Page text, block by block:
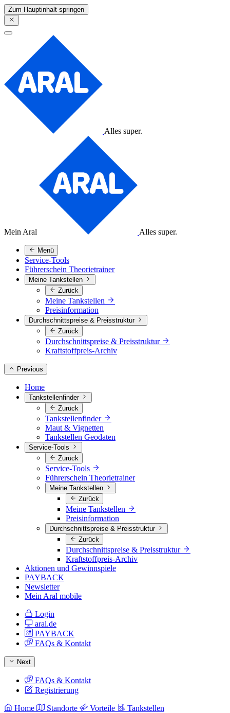
Zum Hauptinhalt springen
Alles super.
Mein Aral Alles super.
Menü
Service-Tools
Führerschein Theorietrainer
Meine Tankstellen
Zurück
Meine Tankstellen
Preisinformation
Durchschnittspreise & Preisstruktur
Zurück
Durchschnittspreise & Preisstruktur
Kraftstoffpreis-Archiv
Previous
Home
Tankstellenfinder
Zurück
Tankstellenfinder
Maut & Vignetten
Tankstellen Geodaten
Service-Tools
Zurück
Service-Tools
Führerschein Theorietrainer
Meine Tankstellen
Zurück
Meine Tankstellen
Preisinformation
Durchschnittspreise & Preisstruktur
Zurück
Durchschnittspreise & Preisstruktur
Kraftstoffpreis-Archiv
Aktionen und Gewinnspiele
PAYBACK
Newsletter
Mein Aral mobile
Login
aral.de
PAYBACK
FAQs & Kontakt
Next
FAQs & Kontakt
Registrierung
Home Standorte Vorteile Tankstellen